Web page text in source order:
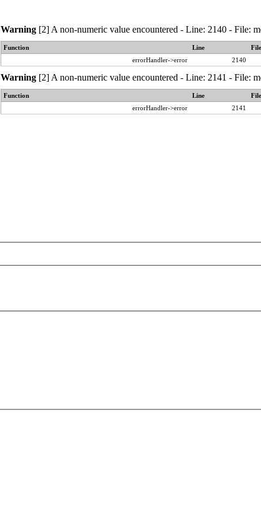
Warning[2] A non-numeric value encountered - Line: 2140 - File:
File
Line
Function
2140
errorHandler->error
Warning[2] A non-numeric value encountered - Line: 2141 - File:
File
Line
Function
2141
errorHandler->error